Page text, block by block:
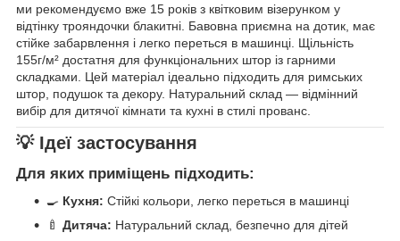
ми рекомендуємо вже 15 років з квітковим візерунком у
відтінку трояндочки блакитні. Бавовна приємна на дотик, має
стійке забарвлення і легко переться в машинці. Щільність
155г/м² достатня для функціональних штор із гарними
складками. Цей матеріал ідеально підходить для римських
штор, подушок та декору. Натуральний склад — відмінний
вибір для дитячої кімнати та кухні в стилі прованс.
💡 Ідеї застосування
Для яких приміщень підходить:
🍳 Кухня: Стійкі кольори, легко переться в машинці
🍼 Дитяча: Натуральний склад, безпечно для дітей